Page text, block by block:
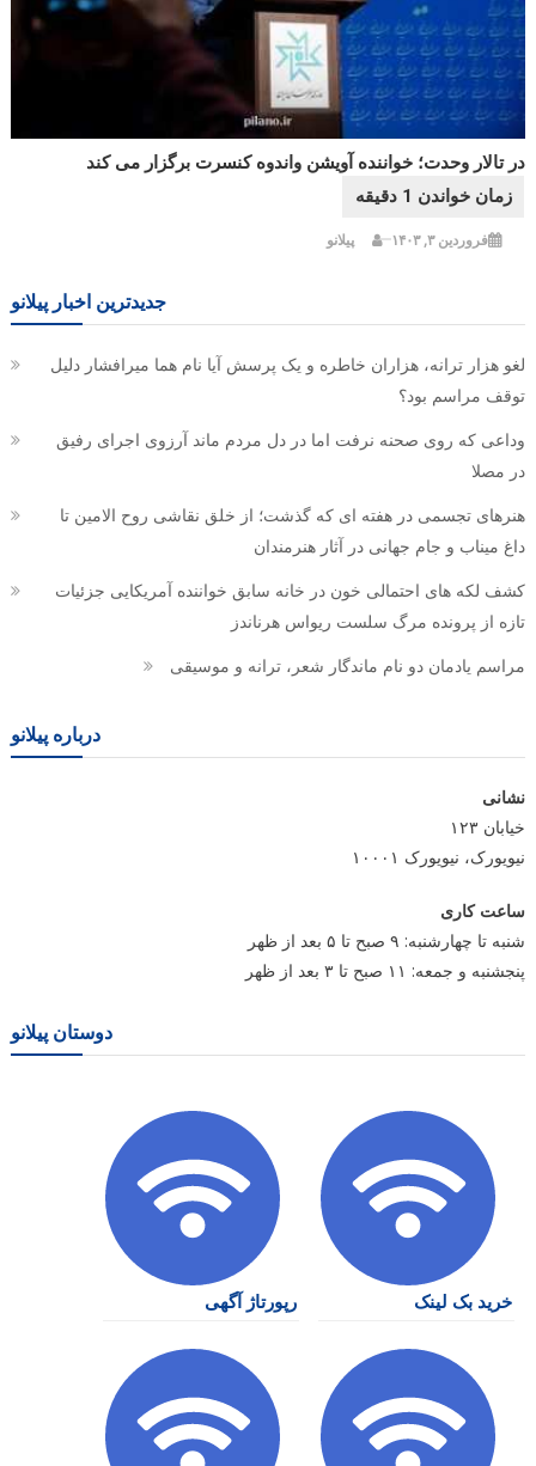
در تالار وحدت؛ خواننده آویشن واندوه کنسرت برگزار می کند
فروردین ۳, ۱۴۰۳ پیلانو
جدیدترین اخبار پیلانو
لغو هزار ترانه، هزاران خاطره و یک پرسش آیا نام هما میرافشار دلیل
توقف مراسم بود؟
وداعی که روی صحنه نرفت اما در دل مردم ماند آرزوی اجرای رفیق
در مصلا
هنرهای تجسمی در هفته ای که گذشت؛ از خلق نقاشی روح الامین تا
داغ میناب و جام جهانی در آثار هنرمندان
کشف لکه های احتمالی خون در خانه سابق خواننده آمریکایی جزئیات
تازه از پرونده مرگ سلست ریواس هرناندز
مراسم یادمان دو نام ماندگار شعر، ترانه و موسیقی
درباره پیلانو
نشانی
خیابان ۱۲۳
نیویورک، نیویورک ۱۰۰۰۱
ساعت کاری
شنبه تا چهارشنبه: ۹ صبح تا ۵ بعد از ظهر
پنجشنبه و جمعه: ۱۱ صبح تا ۳ بعد از ظهر
دوستان پیلانو
خرید بک لینک رپورتاژ آگهی